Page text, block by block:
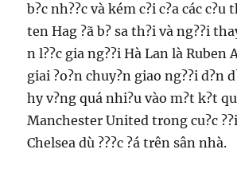
b?c nh??c và kém c?i c?a các c?u
ten Hag ?ã b? sa th?i và ng??i
n l??c gia ng??i Hà Lan là Ruben
giai ?o?n chuy?n giao ng??i d?n
hy v?ng quá nhi?u vào m?t k?t
Manchester United trong cu?c
Chelsea dù ???c ?á trên sân nhà.